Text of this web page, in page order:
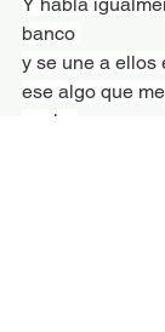
banco
y se une a ellos
ese algo que
suelo,